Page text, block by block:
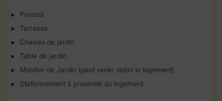
Parasol
Terrasse
Chaises de jardin
Table de jardin
Mobilier de Jardin (peut varier selon le logement)
Stationnement à proximité du logement